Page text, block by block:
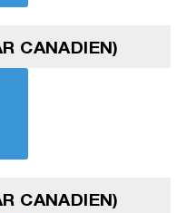
CANADIEN)
CANADIEN)